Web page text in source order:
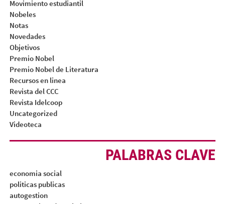
Movimiento estudiantil
Nobeles
Notas
Novedades
Objetivos
Premio Nobel
Premio Nobel de Literatura
Recursos en linea
Revista del CCC
Revista Idelcoop
Uncategorized
Videoteca
PALABRAS CLAVE
economia social
politicas publicas
autogestion